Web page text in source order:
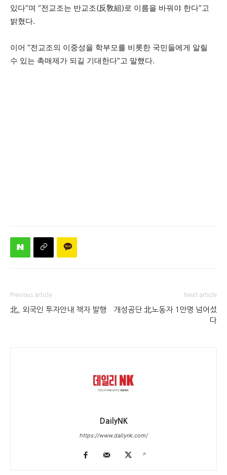
있다”며 “전교조는 반교조(反敎組)로 이름을 바꿔야 한다”고
밝혔다.
이어 “전교조의 이중성을 학부모를 비롯한 국민들에게 알릴
수 있는 촉매제가 되길 기대한다”고 말했다.
Previous article
北, 외국인 투자안내 책자 발행
Next article
개성공단 北노동자 1만명 넘어섰
다
DailyNK
https://www.dailynk.com/